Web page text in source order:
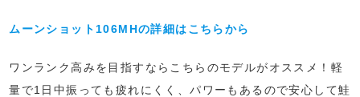
ムーンショット106MHの詳細はこちらから
ワンランク高みを目指すならこちらのモデルがオススメ！軽
量で1日中振っても疲れにくく、パワーもあるので安心して鮭